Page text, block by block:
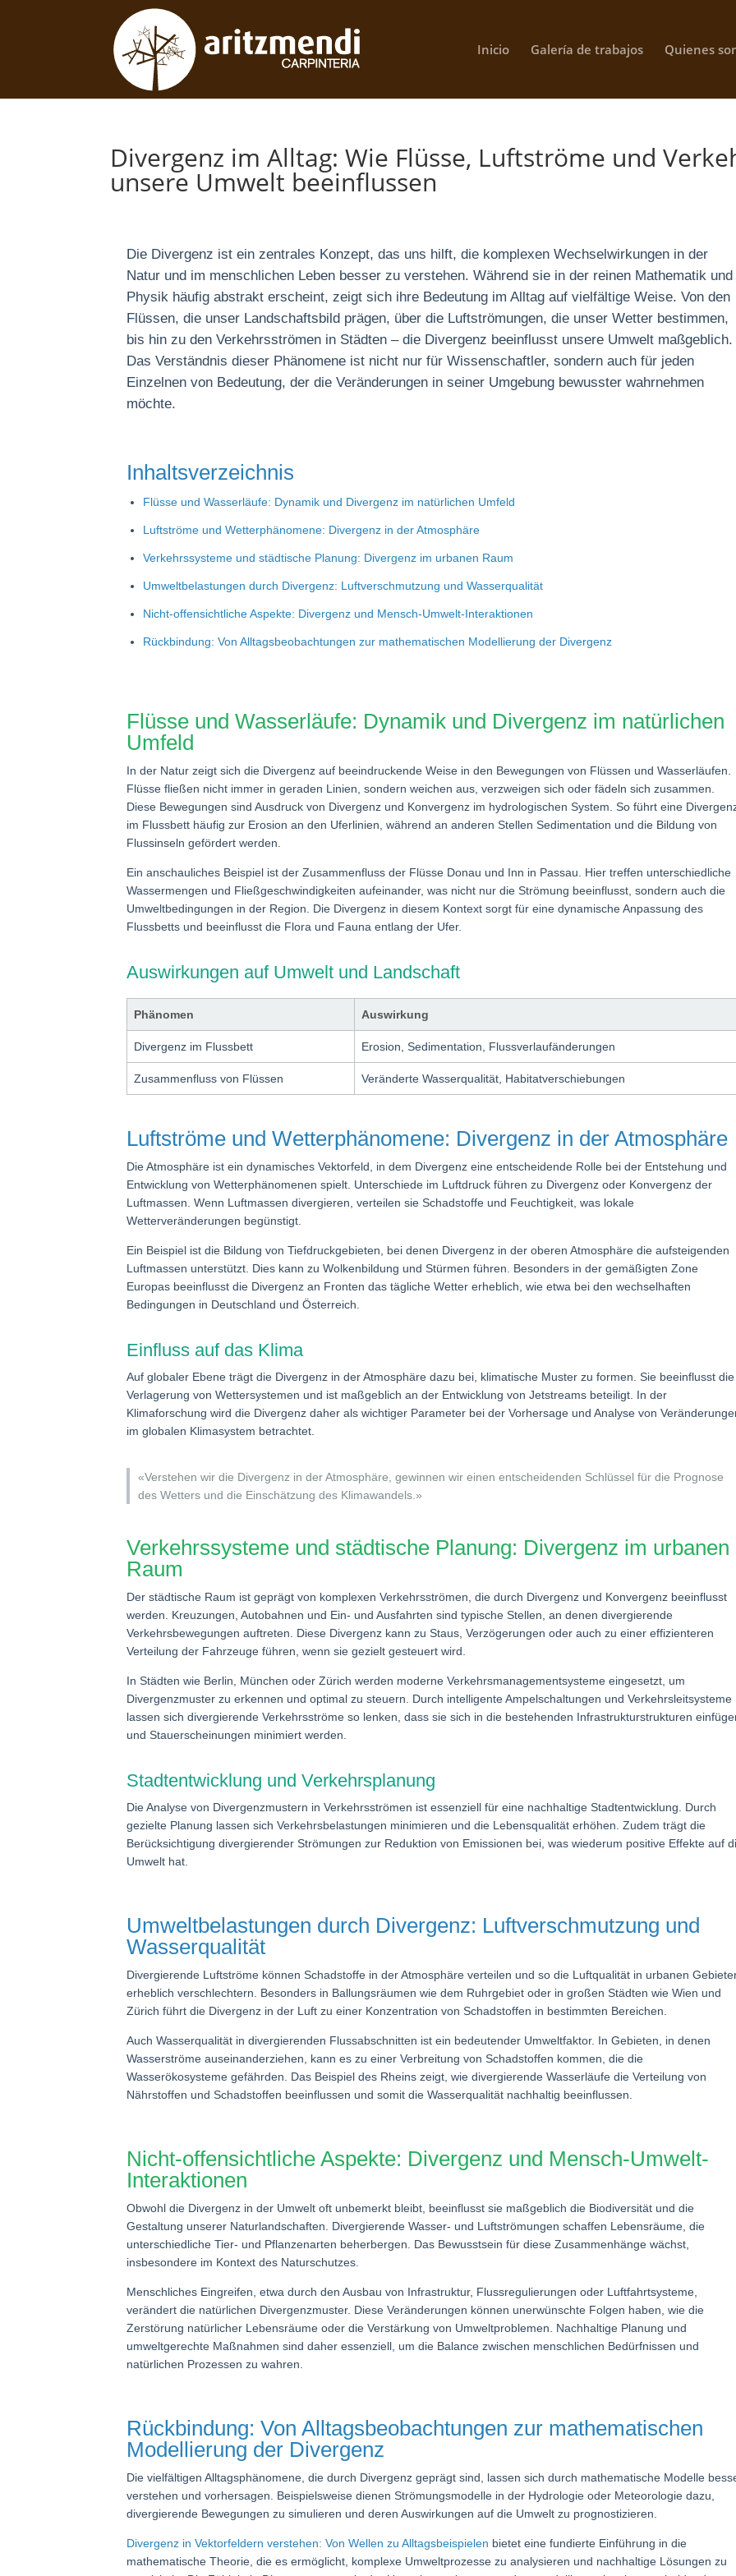
Inicio Galería de trabajos Quienes
Divergenz im Alltag: Wie Flüsse, Luftströme und
unsere Umwelt beeinflussen
Die Divergenz ist ein zentrales Konzept, das uns hilft, die komplexen Wechselwirkungen in der
Natur und im menschlichen Leben besser zu verstehen. Während sie in der reinen Mathematik und
Physik häufig abstrakt erscheint, zeigt sich ihre Bedeutung im Alltag auf vielfältige Weise. Von den
Flüssen, die unser Landschaftsbild prägen, über die Luftströmungen, die unser Wetter bestimmen,
bis hin zu den Verkehrsströmen in Städten – die Divergenz beeinflusst unsere Umwelt maßgeblich.
Das Verständnis dieser Phänomene ist nicht nur für Wissenschaftler, sondern auch für jeden
Einzelnen von Bedeutung, der die Veränderungen in seiner Umgebung bewusster wahrnehmen
möchte.
Inhaltsverzeichnis
Flüsse und Wasserläufe: Dynamik und Divergenz im natürlichen Umfeld
Luftströme und Wetterphänomene: Divergenz in der Atmosphäre
Verkehrssysteme und städtische Planung: Divergenz im urbanen Raum
Umweltbelastungen durch Divergenz: Luftverschmutzung und Wasserqualität
Nicht-offensichtliche Aspekte: Divergenz und Mensch-Umwelt-Interaktionen
Rückbindung: Von Alltagsbeobachtungen zur mathematischen Modellierung der Divergenz
Flüsse und Wasserläufe: Dynamik und Divergenz im natürlichen
Umfeld
In der Natur zeigt sich die Divergenz auf beeindruckende Weise in den Bewegungen von Flüssen und Wasserläufen.
Flüsse fließen nicht immer in geraden Linien, sondern weichen aus, verzweigen sich oder fädeln sich zusammen.
Diese Bewegungen sind Ausdruck von Divergenz und Konvergenz im hydrologischen System. So führt eine
im Flussbett häufig zur Erosion an den Uferlinien, während an anderen Stellen Sedimentation und die Bildung von
Flussinseln gefördert werden.
Ein anschauliches Beispiel ist der Zusammenfluss der Flüsse Donau und Inn in Passau. Hier treffen unterschiedliche
Wassermengen und Fließgeschwindigkeiten aufeinander, was nicht nur die Strömung beeinflusst, sondern auch die
Umweltbedingungen in der Region. Die Divergenz in diesem Kontext sorgt für eine dynamische Anpassung des
Flussbetts und beeinflusst die Flora und Fauna entlang der Ufer.
Auswirkungen auf Umwelt und Landschaft
Phänomen Auswirkung
Divergenz im Flussbett Erosion, Sedimentation, Flussverlaufänderungen
Zusammenfluss von Flüssen Veränderte Wasserqualität, Habitatverschiebungen
Luftströme und Wetterphänomene: Divergenz in der Atmosphäre
Die Atmosphäre ist ein dynamisches Vektorfeld, in dem Divergenz eine entscheidende Rolle bei der Entstehung und
Entwicklung von Wetterphänomenen spielt. Unterschiede im Luftdruck führen zu Divergenz oder Konvergenz der
Luftmassen. Wenn Luftmassen divergieren, verteilen sie Schadstoffe und Feuchtigkeit, was lokale
Wetterveränderungen begünstigt.
Ein Beispiel ist die Bildung von Tiefdruckgebieten, bei denen Divergenz in der oberen Atmosphäre die aufsteigenden
Luftmassen unterstützt. Dies kann zu Wolkenbildung und Stürmen führen. Besonders in der gemäßigten Zone
Europas beeinflusst die Divergenz an Fronten das tägliche Wetter erheblich, wie etwa bei den wechselhaften
Bedingungen in Deutschland und Österreich.
Einfluss auf das Klima
Auf globaler Ebene trägt die Divergenz in der Atmosphäre dazu bei, klimatische Muster zu formen. Sie beeinflusst die
Verlagerung von Wettersystemen und ist maßgeblich an der Entwicklung von Jetstreams beteiligt. In der
Klimaforschung wird die Divergenz daher als wichtiger Parameter bei der Vorhersage und Analyse von
im globalen Klimasystem betrachtet.
«Verstehen wir die Divergenz in der Atmosphäre, gewinnen wir einen entscheidenden Schlüssel für die Prognose
des Wetters und die Einschätzung des Klimawandels.»
Verkehrssysteme und städtische Planung: Divergenz im urbanen
Raum
Der städtische Raum ist geprägt von komplexen Verkehrsströmen, die durch Divergenz und Konvergenz beeinflusst
werden. Kreuzungen, Autobahnen und Ein- und Ausfahrten sind typische Stellen, an denen divergierende
Verkehrsbewegungen auftreten. Diese Divergenz kann zu Staus, Verzögerungen oder auch zu einer effizienteren
Verteilung der Fahrzeuge führen, wenn sie gezielt gesteuert wird.
In Städten wie Berlin, München oder Zürich werden moderne Verkehrsmanagementsysteme eingesetzt, um
Divergenzmuster zu erkennen und optimal zu steuern. Durch intelligente Ampelschaltungen und Verkehrsleitsysteme
lassen sich divergierende Verkehrsströme so lenken, dass sie sich in die bestehenden Infrastrukturstrukturen
und Stauerscheinungen minimiert werden.
Stadtentwicklung und Verkehrsplanung
Die Analyse von Divergenzmustern in Verkehrsströmen ist essenziell für eine nachhaltige Stadtentwicklung. Durch
gezielte Planung lassen sich Verkehrsbelastungen minimieren und die Lebensqualität erhöhen. Zudem trägt die
Berücksichtigung divergierender Strömungen zur Reduktion von Emissionen bei, was wiederum positive Effekte auf
Umwelt hat.
Umweltbelastungen durch Divergenz: Luftverschmutzung und
Wasserqualität
Divergierende Luftströme können Schadstoffe in der Atmosphäre verteilen und so die Luftqualität in urbanen
erheblich verschlechtern. Besonders in Ballungsräumen wie dem Ruhrgebiet oder in großen Städten wie Wien und
Zürich führt die Divergenz in der Luft zu einer Konzentration von Schadstoffen in bestimmten Bereichen.
Auch Wasserqualität in divergierenden Flussabschnitten ist ein bedeutender Umweltfaktor. In Gebieten, in denen
Wasserströme auseinanderziehen, kann es zu einer Verbreitung von Schadstoffen kommen, die die
Wasserökosysteme gefährden. Das Beispiel des Rheins zeigt, wie divergierende Wasserläufe die Verteilung von
Nährstoffen und Schadstoffen beeinflussen und somit die Wasserqualität nachhaltig beeinflussen.
Nicht-offensichtliche Aspekte: Divergenz und Mensch-Umwelt-
Interaktionen
Obwohl die Divergenz in der Umwelt oft unbemerkt bleibt, beeinflusst sie maßgeblich die Biodiversität und die
Gestaltung unserer Naturlandschaften. Divergierende Wasser- und Luftströmungen schaffen Lebensräume, die
unterschiedliche Tier- und Pflanzenarten beherbergen. Das Bewusstsein für diese Zusammenhänge wächst,
insbesondere im Kontext des Naturschutzes.
Menschliches Eingreifen, etwa durch den Ausbau von Infrastruktur, Flussregulierungen oder Luftfahrtsysteme,
verändert die natürlichen Divergenzmuster. Diese Veränderungen können unerwünschte Folgen haben, wie die
Zerstörung natürlicher Lebensräume oder die Verstärkung von Umweltproblemen. Nachhaltige Planung und
umweltgerechte Maßnahmen sind daher essenziell, um die Balance zwischen menschlichen Bedürfnissen und
natürlichen Prozessen zu wahren.
Rückbindung: Von Alltagsbeobachtungen zur mathematischen
Modellierung der Divergenz
Die vielfältigen Alltagsphänomene, die durch Divergenz geprägt sind, lassen sich durch mathematische Modelle
verstehen und vorhersagen. Beispielsweise dienen Strömungsmodelle in der Hydrologie oder Meteorologie dazu,
divergierende Bewegungen zu simulieren und deren Auswirkungen auf die Umwelt zu prognostizieren.
Divergenz in Vektorfeldern verstehen: Von Wellen zu Alltagsbeispielen bietet eine fundierte Einführung in die
mathematische Theorie, die es ermöglicht, komplexe Umweltprozesse zu analysieren und nachhaltige Lösungen zu